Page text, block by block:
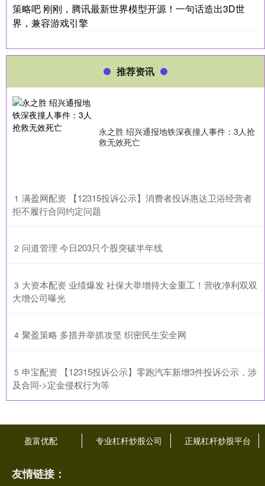
策略吧 刚刚，腾讯最新世界模型开源！一句话造出3D世
界，兼容游戏引擎
推荐资讯
永之胜 绍兴通报地铁深夜撞人事件：3人抢
救无效死亡
1 ​满盈网配资 【12315投诉公示】消费者投诉惠达卫浴经营者
拒不履行合同约定问题
2 ​问道管理 今日203只个股突破半年线
3 ​大资本配资 业绩爆发 社保大举增持大金重工！营收净利双双
大增公司曝光
4 ​聚盈策略 多措并举抓攻坚 织密民生安全网
5 ​申宝配资 【12315投诉公示】零跑汽车新增3件投诉公示，涉
及合同->定金侵权行为等
盈富优配 专业杠杆炒股公司 正规杠杆炒股平台
友情链接：